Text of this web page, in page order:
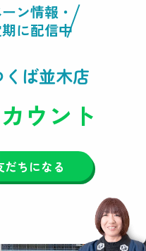
ン情報・
に配信中
くば並木店
ウント
だちになる